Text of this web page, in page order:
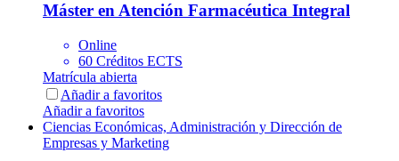
Máster en Atención Farmacéutica Integral
Online
60 Créditos ECTS
Matrícula abierta
Añadir a favoritos
Añadir a favoritos
Ciencias Económicas, Administración y Dirección de
Empresas y Marketing